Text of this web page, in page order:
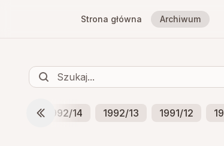
Strona główna Archiwum
1992/14 1992/13 1991/12